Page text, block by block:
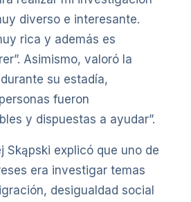
diverso e interesante.
rica y además es
Asimismo, valoró la
su estadía,
fueron
y dispuestas a ayudar”.
Skąpski explicó que uno de
era investigar temas
desigualdad social